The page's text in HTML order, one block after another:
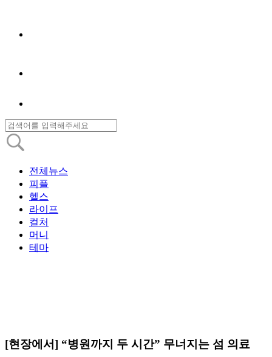
전체뉴스
피플
헬스
라이프
컬처
머니
테마
[현장에서] “병원까지 두 시간” 무너지는 섬 의료